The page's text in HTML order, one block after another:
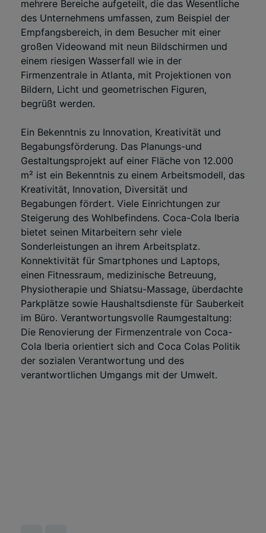
mehrere Bereiche aufgeteilt, die das Wesentliche
des Unternehmens umfassen, zum Beispiel der
Empfangsbereich, in dem Besucher mit einer
großen Videowand mit neun Bildschirmen und
einem riesigen Wasserfall wie in der
Firmenzentrale in Atlanta, mit Projektionen von
Bildern, Licht und geometrischen Figuren,
begrüßt werden.
Ein Bekenntnis zu Innovation, Kreativität und
Begabungsförderung. Das Planungs-und
Gestaltungsprojekt auf einer Fläche von 12.000
m² ist ein Bekenntnis zu einem Arbeitsmodell, das
Kreativität, Innovation, Diversität und
Begabungen fördert. Viele Einrichtungen zur
Steigerung des Wohlbefindens. Coca-Cola Iberia
bietet seinen Mitarbeitern sehr viele
Sonderleistungen an ihrem Arbeitsplatz.
Konnektivität für Smartphones und Laptops,
einen Fitnessraum, medizinische Betreuung,
Physiotherapie und Shiatsu-Massage, überdachte
Parkplätze sowie Haushaltsdienste für Sauberkeit
im Büro. Verantwortungsvolle Raumgestaltung:
Die Renovierung der Firmenzentrale von Coca-
Cola Iberia orientiert sich and Coca Colas Politik
der sozialen Verantwortung und des
verantwortlichen Umgangs mit der Umwelt.